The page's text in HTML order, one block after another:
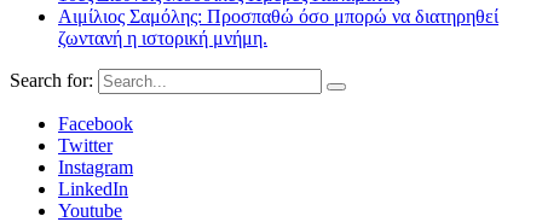
Αιμίλιος Σαμόλης: Προσπαθώ όσο μπορώ να διατηρηθεί
ζωντανή η ιστορική μνήμη.
Search for:
Facebook
Twitter
Instagram
LinkedIn
Youtube